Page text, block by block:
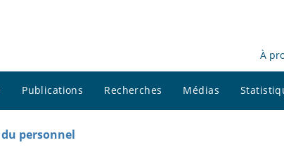
À
Publications Recherches Médias
personnel